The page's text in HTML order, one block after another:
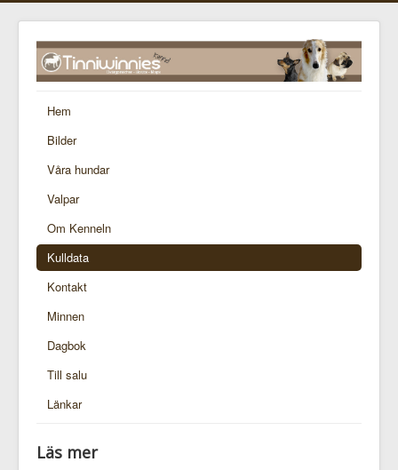
Hem
Bilder
Våra hundar
Valpar
Om Kenneln
Kulldata
Kontakt
Minnen
Dagbok
Till salu
Länkar
Läs mer